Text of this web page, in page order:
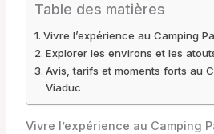
Table des matières
Vivre l’expérience au Camping
Explorer les environs et les
Avis, tarifs et moments forts au
Viaduc
Vivre l’expérience au Camping